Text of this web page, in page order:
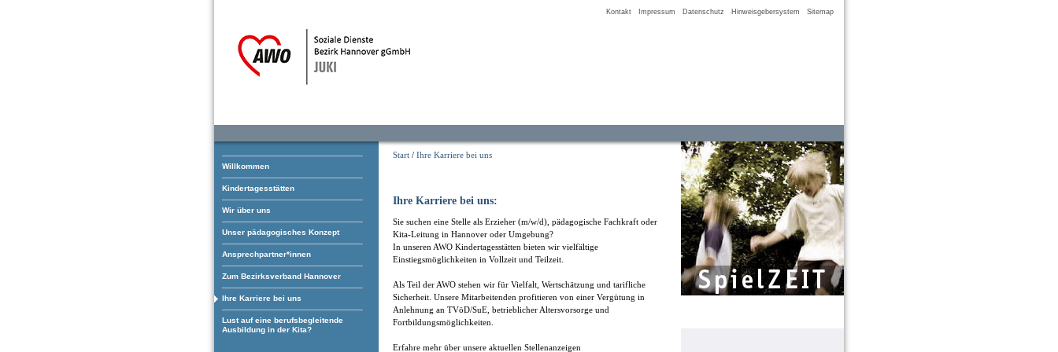
Kontakt Impressum Datenschutz Hinweisgebersystem Sitemap
Willkommen
Kindertagesstätten
Wir über uns
Unser pädagogisches Konzept
Ansprechpartner*innen
Zum Bezirksverband Hannover
Ihre Karriere bei uns
Lust auf eine berufsbegleitende
Ausbildung in der Kita?
Start / Ihre Karriere bei uns
Ihre Karriere bei uns:
Sie suchen eine Stelle als Erzieher (m/w/d), pädagogische Fachkraft oder
Kita-Leitung in Hannover oder Umgebung?
In unseren AWO Kindertagesstätten bieten wir vielfältige
Einstiegsmöglichkeiten in Vollzeit und Teilzeit.
Als Teil der AWO stehen wir für Vielfalt, Wertschätzung und tarifliche
Sicherheit. Unsere Mitarbeitenden profitieren von einer Vergütung in
Anlehnung an TVöD/SuE, betrieblicher Altersvorsorge und
Fortbildungsmöglichkeiten.
Erfahre mehr über unsere aktuellen Stellenanzeigen